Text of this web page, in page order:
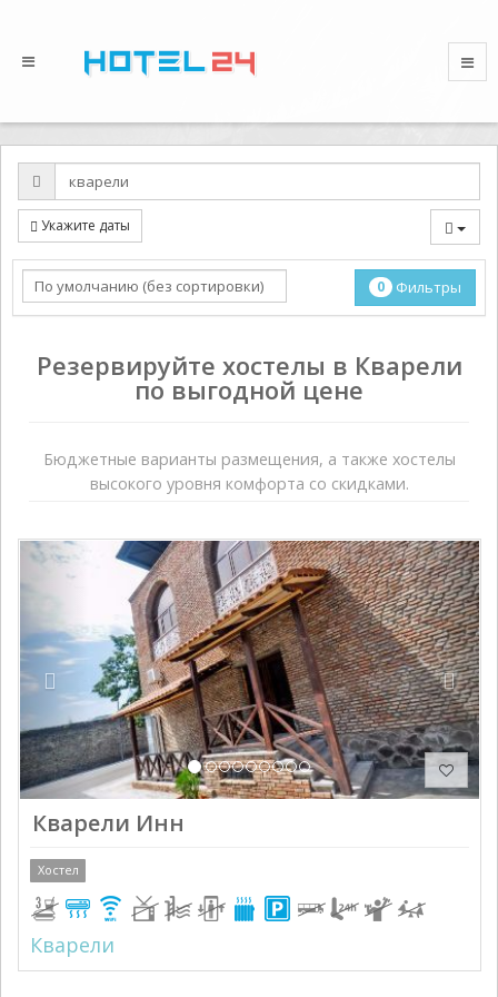
Укажите даты
0 Фильтры
Резервируйте хостелы в Кварели
по выгодной цене
Бюджетные варианты размещения, а также хостелы
высокого уровня комфорта со скидками.
Previous Next
Кварели Инн
Хостел
Кварели